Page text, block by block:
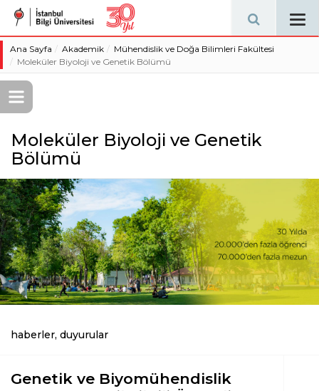
Ana Sayfa Akademik
Mühendislik ve Doğa Bilimleri Fakültesi
Moleküler Biyoloji ve Genetik Bölümü
Moleküler Biyoloji ve Genetik
Bölümü
haberler, duyurular
Genetik ve Biyomühendislik